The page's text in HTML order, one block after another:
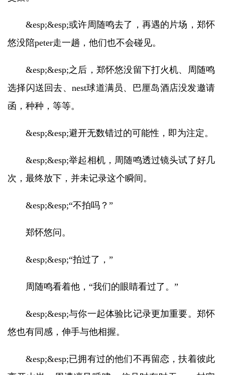
&esp;&esp;或许周随鸣去了，再遇的片场，郑怀
悠没陪peter走一趟，他们也不会碰见。
&esp;&esp;之后，郑怀悠没留下打火机、周随鸣
选择闪送回去、nest球道满员、巴厘岛酒店没发邀请
函，种种，等等。
&esp;&esp;避开无数错过的可能性，即为注定。
&esp;&esp;举起相机，周随鸣透过镜头试了好几
次，最终放下，并未记录这个瞬间。
&esp;&esp;“不拍吗？”
郑怀悠问。
&esp;&esp;“拍过了，”
周随鸣看着他，“我们的眼睛看过了。”
&esp;&esp;与你一起体验比记录更加重要。郑怀
悠也有同感，伸手与他相握。
&esp;&esp;已拥有过的他们不再留恋，扶着彼此